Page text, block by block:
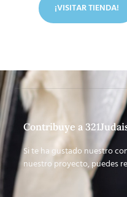
¡VISITAR TIENDA!
Contribuye a
Si te ha gustado nuestro
nuestro proyecto, puedes